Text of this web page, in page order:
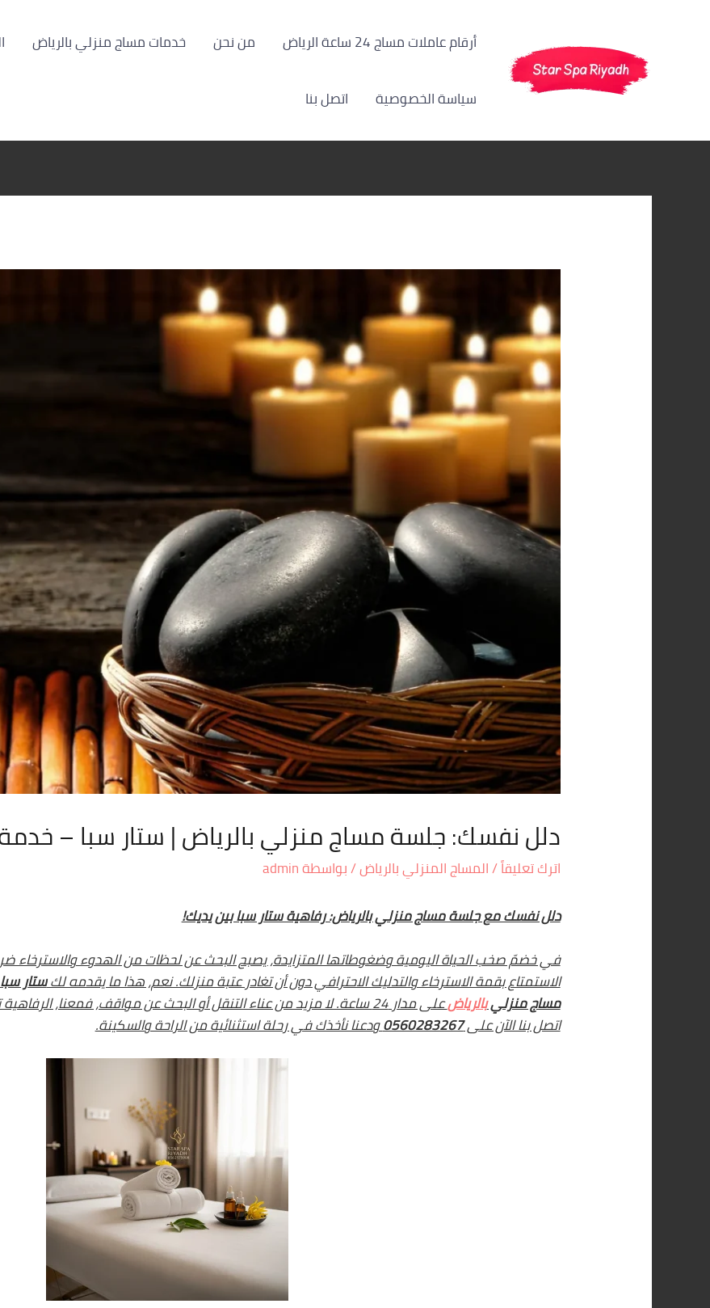
أرقام عاملات مساج 24 ساعة الرياض من نحن خدمات مساج منزلي بالرياض
سياسة الخصوصية اتصل بنا
دلل نفسك: جلسة مساج منزلي بالرياض | ستار سبا – خدمة 24
اترك تعليقاً/المساج المنزلي بالرياض/ بواسطةadmin
دلل نفسك مع جلسة مساج منزلي بالرياض: رفاهية ستار سبا بين يديك!
في خضمّ صخب الحياة اليومية وضغوطاتها المتزايدة، يصبح البحث عن لحظات من الهدوء والاسترخاء
الاستمتاع بقمة الاسترخاء والتدليك الاحترافي دون أن تغادر عتبة منزلك. نعم، هذا ما يقدمه لكستار
مساج منزليبالرياض
على مدار 24 ساعة. لا مزيد من عناء التنقل أو البحث عن مواقف، فمعنا،
اتصل بنا الآن على0560283267ودعنا نأخذك في رحلة استثنائية من الراحة والسكينة.